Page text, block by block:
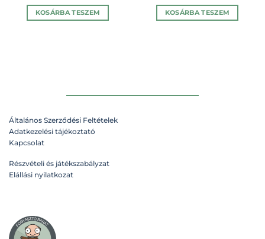
KOSÁRBA TESZEM KOSÁRBA TESZEM
Általános Szerződési Feltételek
Adatkezelési tájékoztató
Kapcsolat
Részvételi és játékszabályzat
Elállási nyilatkozat